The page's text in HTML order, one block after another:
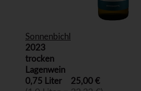
Sonnenbichl
2023
trocken
Lagenwein
0,75 Liter
25,00 €